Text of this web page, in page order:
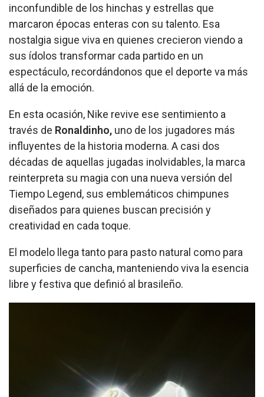
inconfundible de los hinchas y estrellas que
marcaron épocas enteras con su talento. Esa
nostalgia sigue viva en quienes crecieron viendo a
sus ídolos transformar cada partido en un
espectáculo, recordándonos que el deporte va más
allá de la emoción.
En esta ocasión, Nike revive ese sentimiento a
través de Ronaldinho, uno de los jugadores más
influyentes de la historia moderna. A casi dos
décadas de aquellas jugadas inolvidables, la marca
reinterpreta su magia con una nueva versión del
Tiempo Legend, sus emblemáticos chimpunes
diseñados para quienes buscan precisión y
creatividad en cada toque.
El modelo llega tanto para pasto natural como para
superficies de cancha, manteniendo viva la esencia
libre y festiva que definió al brasileño.